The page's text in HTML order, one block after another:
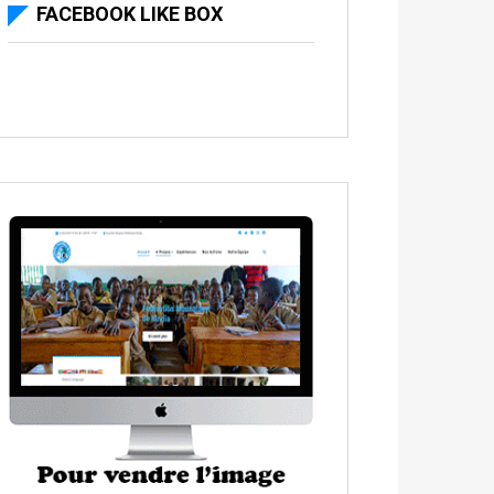
FACEBOOK LIKE BOX